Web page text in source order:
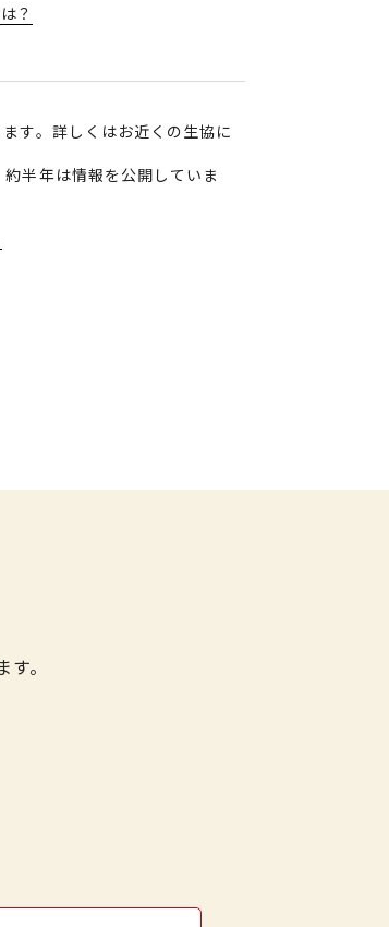
？
す。詳しくはお近くの生協に
半年は情報を公開していま
。